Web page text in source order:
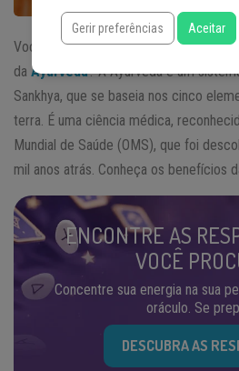
Você sabia que pode cuidar de seus
da Ayurveda? A Ayurveda é um
Sankhya, que se baseia nos cinco
terra. É uma ciência médica,
Mundial de Saúde (OMS), que foi
mil anos atrás. Conheça os benefícios
ENCONTRE AS
VOCÊ
Concentre sua energia na sua
oráculo. Se
DESCUBRA AS
Gerir preferências Aceitar